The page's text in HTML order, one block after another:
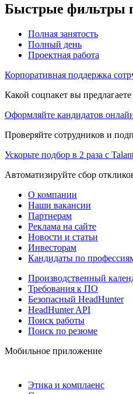
Быстрые фильтры
Полная занятость
Полный день
Проектная работа
Корпоративная поддержка
Какой соцпакет вы
Оформляйте кандидатов
Проверяйте сотрудников и
Ускорьте подбор в 2 раза с
Автоматизируйте сбор
О компании
Наши вакансии
Партнерам
Реклама на сайте
Новости и статьи
Инвесторам
Кандидаты по
Производственный
Требования к ПО
Безопасный HeadHunter
HeadHunter API
Поиск работы
Поиск по резюме
Мобильное приложение
Этика и комплаенс